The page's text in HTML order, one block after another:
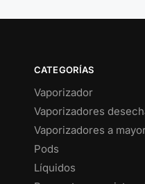
CATEGORÍAS
Vaporizador
Vaporizadores
Vaporizadores a
Pods
Líquidos